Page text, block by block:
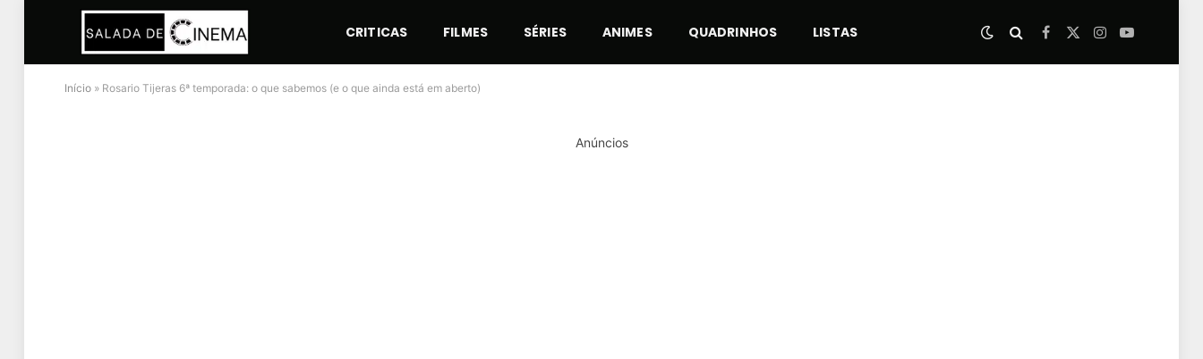
CRITICAS FILMES SÉRIES ANIMES QUADRINHOS LISTAS Facebook
X
Instagram
YouTube
Início » Rosario Tijeras 6ª temporada: o que sabemos (e o que ainda está em aberto)
Anúncios